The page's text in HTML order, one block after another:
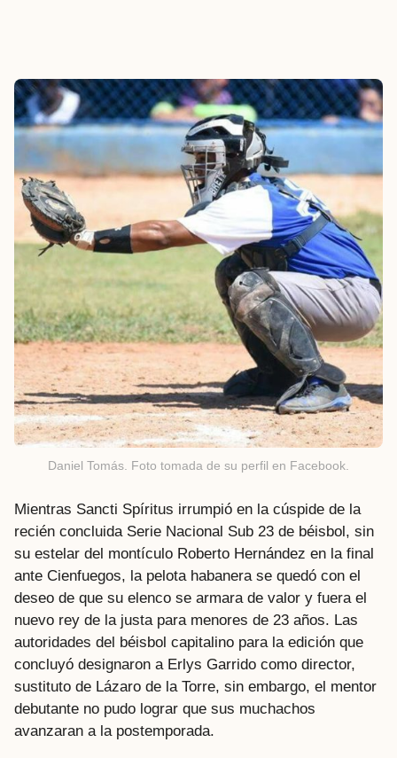
Daniel Tomás. Foto tomada de su perfil en Facebook.
Mientras Sancti Spíritus irrumpió en la cúspide de la
recién concluida Serie Nacional Sub 23 de béisbol, sin
su estelar del montículo Roberto Hernández en la final
ante Cienfuegos, la pelota habanera se quedó con el
deseo de que su elenco se armara de valor y fuera el
nuevo rey de la justa para menores de 23 años. Las
autoridades del béisbol capitalino para la edición que
concluyó designaron a Erlys Garrido como director,
sustituto de Lázaro de la Torre, sin embargo, el mentor
debutante no pudo lograr que sus muchachos
avanzaran a la postemporada.